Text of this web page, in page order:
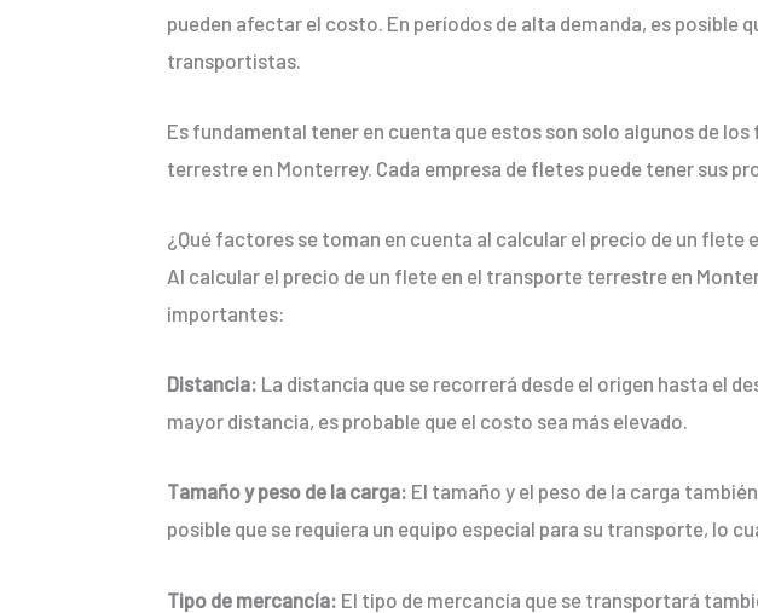
pueden afectar el costo. En períodos de alta demanda, es posible
transportistas.
Es fundamental tener en cuenta que estos son solo algunos de
terrestre en Monterrey. Cada empresa de fletes puede tener sus
¿Qué factores se toman en cuenta al calcular el precio de un
Al calcular el precio de un flete en el transporte terrestre en
importantes:
Distancia: La distancia que se recorrerá desde el origen hasta el
mayor distancia, es probable que el costo sea más elevado.
Tamaño y peso de la carga: El tamaño y el peso de la carga
posible que se requiera un equipo especial para su transporte, lo
Tipo de mercancía: El tipo de mercancía que se transportará